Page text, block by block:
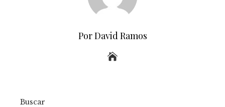
Por David Ramos
Buscar